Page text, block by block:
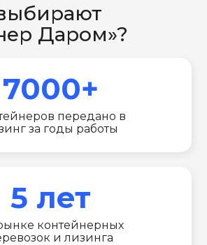
Даром»?
7000+
передано в
за годы работы
5 лет
контейнерных
и лизинга